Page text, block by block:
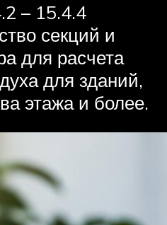
– 15.4.4
секций и
для расчета
для зданий,
этажа и более.